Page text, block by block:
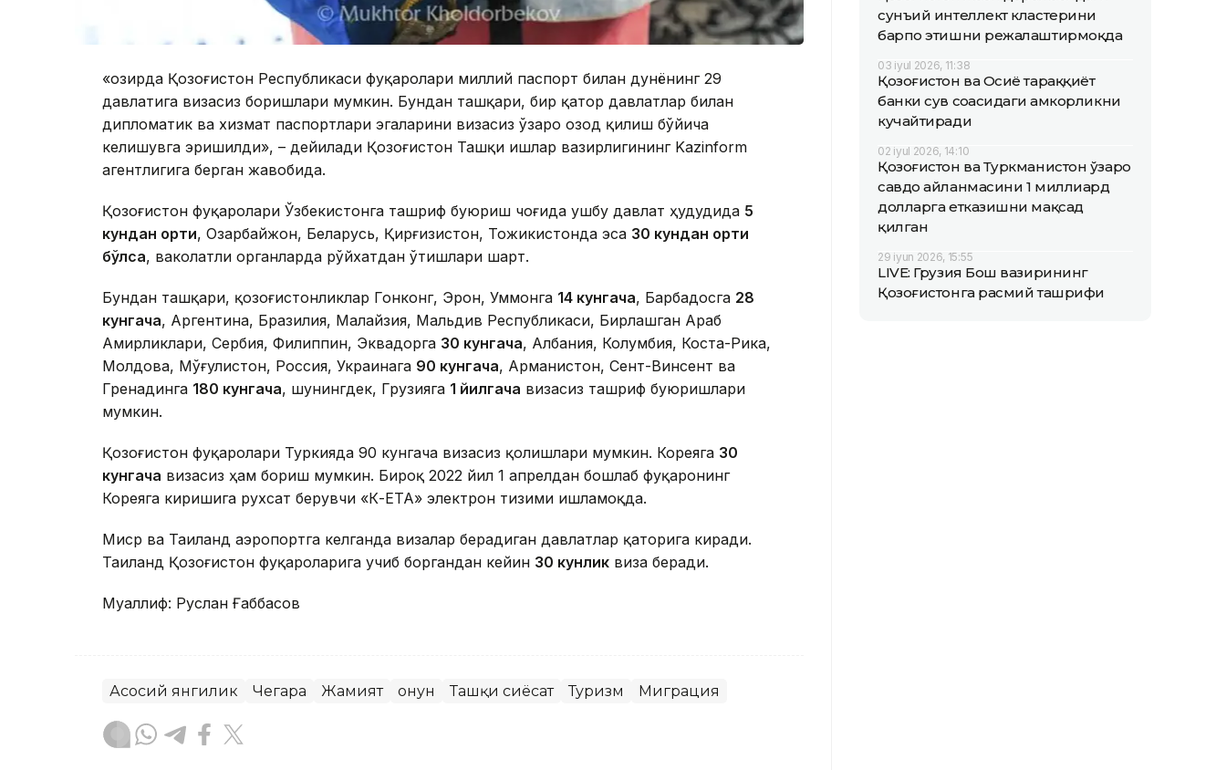
«Ҳозирда Қозоғистон Республикаси фуқаролари миллий паспорт билан дунёнинг 29
давлатига визасиз боришлари мумкин. Бундан ташқари, бир қатор давлатлар билан
дипломатик ва хизмат паспортлари эгаларини визасиз ўзаро озод қилиш бўйича
келишувга эришилди», – дейилади Қозоғистон Ташқи ишлар вазирлигининг Kazinform
агентлигига берган жавобида.
Қозоғистон фуқаролари Ўзбекистонга ташриф буюриш чоғида ушбу давлат ҳудудида 5
кундан ортиқ, Озарбайжон, Беларусь, Қирғизистон, Тожикистонда эса 30 кундан ортиқ
бўлса, ваколатли органларда рўйхатдан ўтишлари шарт.
Бундан ташқари, қозоғистонликлар Гонконг, Эрон, Уммонга 14 кунгача, Барбадосга 28
кунгача, Аргентина, Бразилия, Малайзия, Мальдив Республикаси, Бирлашган Араб
Амирликлари, Сербия, Филиппин, Эквадорга 30 кунгача, Албания, Колумбия, Коста-Рика,
Молдова, Мўғулистон, Россия, Украинага 90 кунгача, Арманистон, Сент-Винсент ва
Гренадинга 180 кунгача, шунингдек, Грузияга 1 йилгача визасиз ташриф буюришлари
мумкин.
Қозоғистон фуқаролари Туркияда 90 кунгача визасиз қолишлари мумкин. Кореяга 30
кунгача визасиз ҳам бориш мумкин. Бироқ 2022 йил 1 апрелдан бошлаб фуқаронинг
Кореяга киришига рухсат берувчи «К-ЕТА» электрон тизими ишламоқда.
Миср ва Таиланд аэропортга келганда визалар берадиган давлатлар қаторига киради.
Таиланд Қозоғистон фуқароларига учиб боргандан кейин 30 кунлик виза беради.
Муаллиф: Руслан Ғаббасов
Асосий янгилик Чегара Жамият Қонун Ташқи сиёсат Туризм Миграция
сунъий интеллект кластерини
барпо этишни режалаштирмоқда
03 iyul 2026, 11:38
Қозоғистон ва Осиё тараққиёт
банки сув соҳасидаги ҳамкорликни
кучайтиради
02 iyul 2026, 14:10
Қозоғистон ва Туркманистон ўзаро
савдо айланмасини 1 миллиард
долларга етказишни мақсад
қилган
29 iyun 2026, 15:55
LIVE: Грузия Бош вазирининг
Қозоғистонга расмий ташрифи